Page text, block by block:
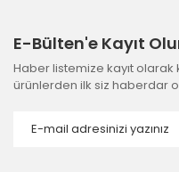
E-Bülten'e Kayıt
Haber listemize kayıt
ürünlerden ilk siz haberdar